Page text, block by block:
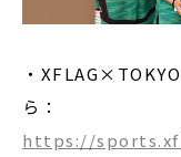
・
ら：
https://